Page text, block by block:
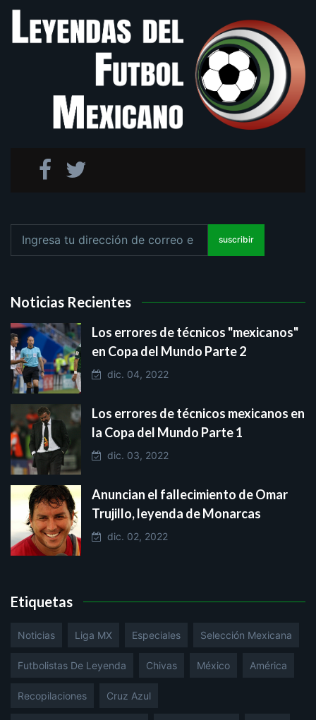
suscribir
Noticias Recientes
Los errores de técnicos "mexicanos"
en Copa del Mundo Parte 2
dic. 04, 2022
Los errores de técnicos mexicanos en
la Copa del Mundo Parte 1
dic. 03, 2022
Anuncian el fallecimiento de Omar
Trujillo, leyenda de Monarcas
dic. 02, 2022
Etiquetas
Noticias Liga MX Especiales Selección Mexicana
Futbolistas De Leyenda Chivas México América
Recopilaciones Cruz Azul